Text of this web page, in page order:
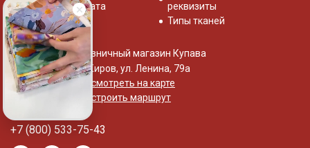
Доставка и оплата
реквизиты
Типы тканей
Розничный магазин Купава
г. Киров, ул. Ленина, 79а
Посмотреть на карте
Построить маршрут
+7 (800) 533-75-43